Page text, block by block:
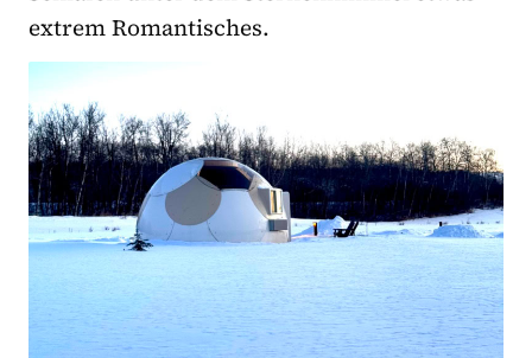
extrem Romantisches.